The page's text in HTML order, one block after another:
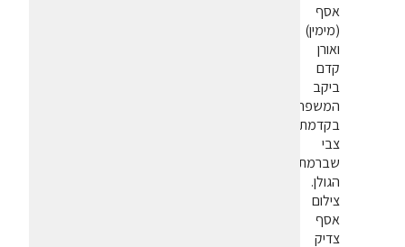
אסף
(מימין)
ואורן
קדם
ביקב
המשפחתי
בקדמת
צבי
שברמת
הגולן.
צילום
אסף
צדיק